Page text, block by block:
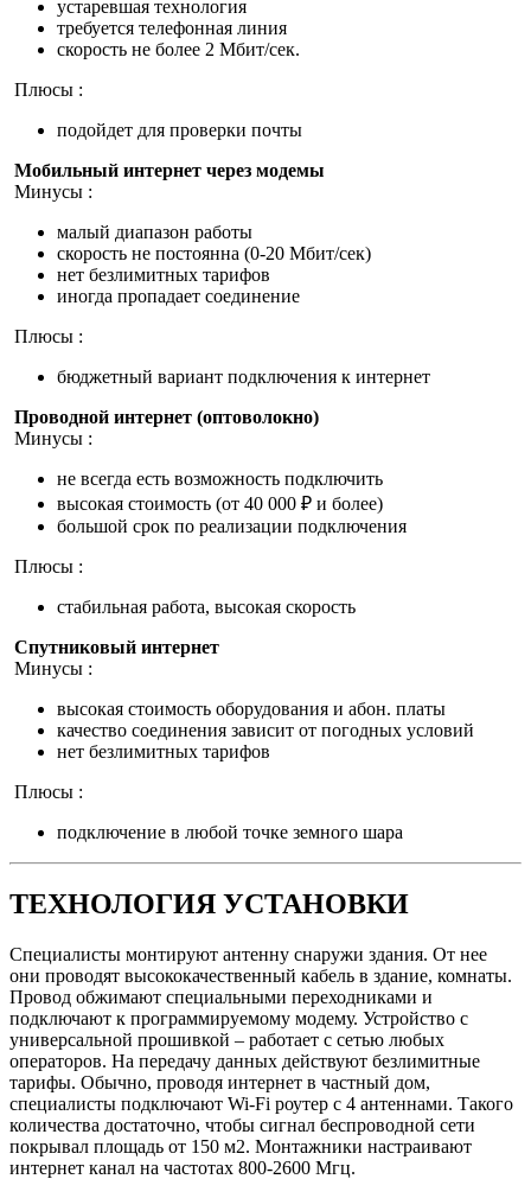
устаревшая технология
требуется телефонная линия
скорость не более 2 Мбит/сек.
Плюсы :
подойдет для проверки почты
Мобильный интернет через модемы
Минусы :
малый диапазон работы
скорость не постоянна (0-20 Мбит/сек)
нет безлимитных тарифов
иногда пропадает соединение
Плюсы :
бюджетный вариант подключения к интернет
Проводной интернет (оптоволокно)
Минусы :
не всегда есть возможность подключить
высокая стоимость (от 40 000 ₽ и более)
большой срок по реализации подключения
Плюсы :
стабильная работа, высокая скорость
Спутниковый интернет
Минусы :
высокая стоимость оборудования и абон. платы
качество соединения зависит от погодных условий
нет безлимитных тарифов
Плюсы :
подключение в любой точке земного шара
ТЕХНОЛОГИЯ УСТАНОВКИ
Специалисты монтируют антенну снаружи здания. От нее
они проводят высококачественный кабель в здание, комнаты.
Провод обжимают специальными переходниками и
подключают к программируемому модему. Устройство с
универсальной прошивкой – работает с сетью любых
операторов. На передачу данных действуют безлимитные
тарифы. Обычно, проводя интернет в частный дом,
специалисты подключают Wi-Fi роутер с 4 антеннами. Такого
количества достаточно, чтобы сигнал беспроводной сети
покрывал площадь от 150 м2. Монтажники настраивают
интернет канал на частотах 800-2600 Мгц.